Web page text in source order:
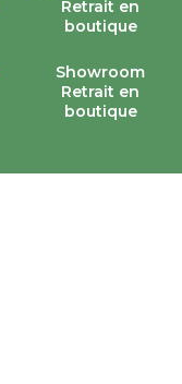
Showroom
Retrait en
boutique